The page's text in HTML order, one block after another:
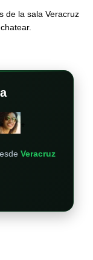
de la sala Veracruz
Veracruz